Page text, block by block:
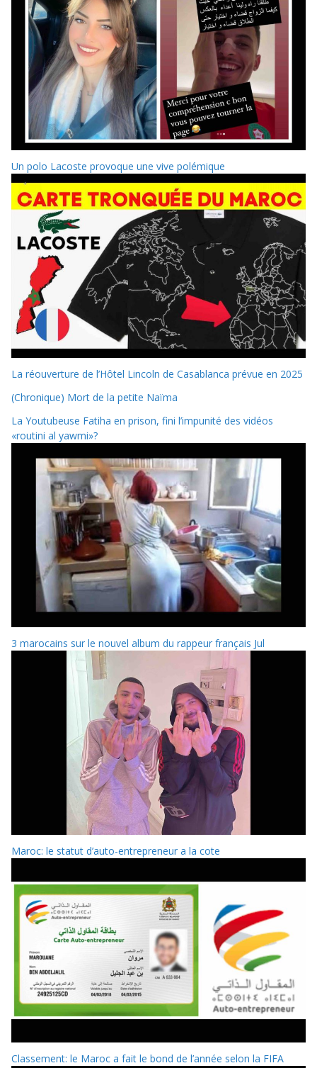
Un polo Lacoste provoque une vive polémique
La réouverture de l’Hôtel Lincoln de Casablanca prévue en 2025
(Chronique) Mort de la petite Naïma
La Youtubeuse Fatiha en prison, fini l’impunité des vidéos
«routini al yawmi»?
3 marocains sur le nouvel album du rappeur français Jul
Maroc: le statut d’auto-entrepreneur a la cote
Classement: le Maroc a fait le bond de l’année selon la FIFA